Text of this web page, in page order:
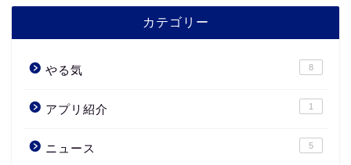
カテゴリー
やる気 8
アプリ紹介 1
ニュース 5